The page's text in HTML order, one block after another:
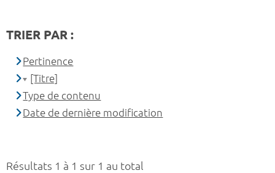
Résultats 1 à 1 sur 1 au total
TRIER PAR :
Pertinence
[Titre]
Type de contenu
Date de dernière modification